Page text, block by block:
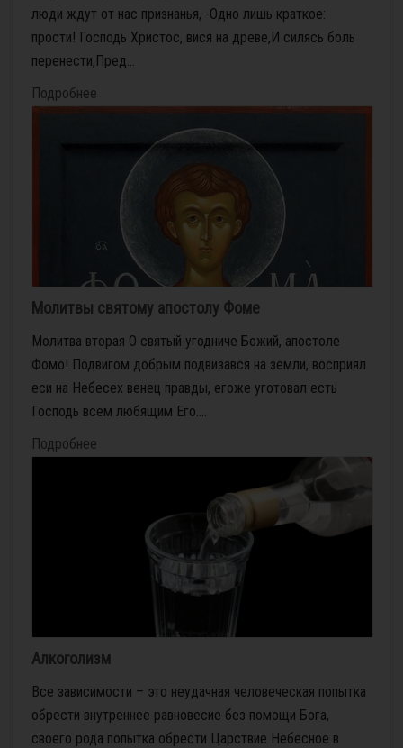
люди ждут от нас признанья, -Одно лишь краткое:
прости! Господь Христос, вися на древе,И силясь боль
перенести,Пред...
Подробнее
Молитвы святому апостолу Фоме
Молитва вторая О святый угодниче Божий, апостоле
Фомо! Подвигом добрым подвизався на земли, восприял
еси на Небесех венец правды, егоже уготовал есть
Господь всем любящим Его....
Подробнее
Алкоголизм
Все зависимости – это неудачная человеческая попытка
обрести внутреннее равновесие без помощи Бога,
своего рода попытка обрести Царствие Небесное в